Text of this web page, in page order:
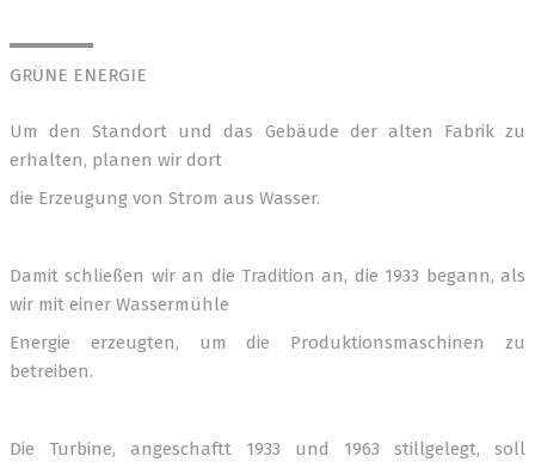
GRÜNE ENERGIE
Um den Standort und das Gebäude der alten Fabrik zu
erhalten, planen wir dort
die Erzeugung von Strom aus Wasser.
Damit schließen wir an die Tradition an, die 1933 begann, als
wir mit einer Wassermühle
Energie erzeugten, um die Produktionsmaschinen zu
betreiben.
Die Turbine, angeschaftt 1933 und 1963 stillgelegt, soll